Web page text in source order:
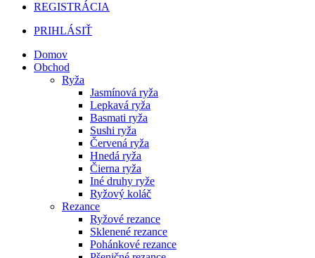
REGISTRÁCIA
PRIHLÁSIŤ
Domov
Obchod
Ryža
Jasmínová ryža
Lepkavá ryža
Basmati ryža
Sushi ryža
Červená ryža
Hnedá ryža
Čierna ryža
Iné druhy ryže
Ryžový koláč
Rezance
Ryžové rezance
Sklenené rezance
Pohánkové rezance